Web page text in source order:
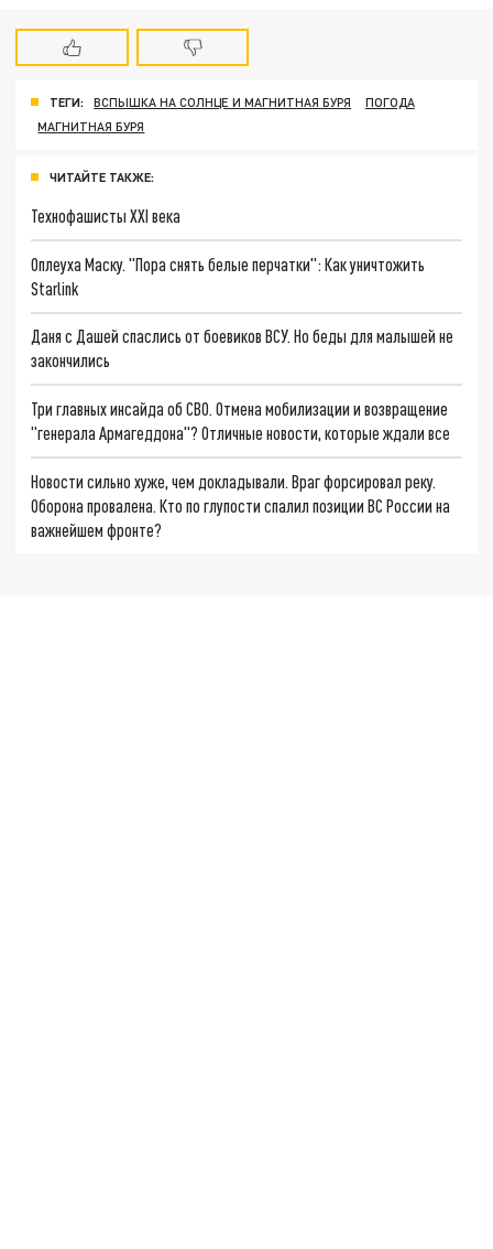
ТЕГИ: ВСПЫШКА НА СОЛНЦЕ И МАГНИТНАЯ БУРЯ
ПОГОДА
МАГНИТНАЯ БУРЯ
ЧИТАЙТЕ ТАКЖЕ:
Технофашисты XXI века
Оплеуха Маску. "Пора снять белые перчатки": Как уничтожить
Starlink
Даня с Дашей спаслись от боевиков ВСУ. Но беды для малышей не
закончились
Три главных инсайда об СВО. Отмена мобилизации и возвращение
"генерала Армагеддона"? Отличные новости, которые ждали все
Новости сильно хуже, чем докладывали. Враг форсировал реку.
Оборона провалена. Кто по глупости спалил позиции ВС России на
важнейшем фронте?